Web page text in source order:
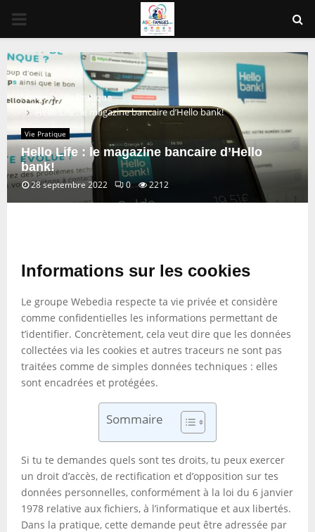
PRIMARY
MENU
Home
Vie Pratique
Hello Life : le magazine bancaire d’Hello bank!
Vie Pratique
Hello Life : le magazine bancaire d’Hello
bank!
28 septembre 2022 0 2212
Informations sur les cookies
Le groupe Webedia respecte ta vie privée et considère
comme confidentielles les informations permettant de
t’identifier. Concrètement, cela veut dire que les données
collectées via les cookies et autres traceurs ne sont pas
traitées comme de simples données techniques : elles
sont encadrées et protégées.
Sommaire
Si tu te demandes quels sont tes droits, tu peux exercer
un droit d’accès, de rectification et d’opposition sur tes
données personnelles, conformément à la loi du 6 janvier
1978 relative aux fichiers, à l’informatique et aux libertés.
Dans la pratique, cette demande peut être adressée par